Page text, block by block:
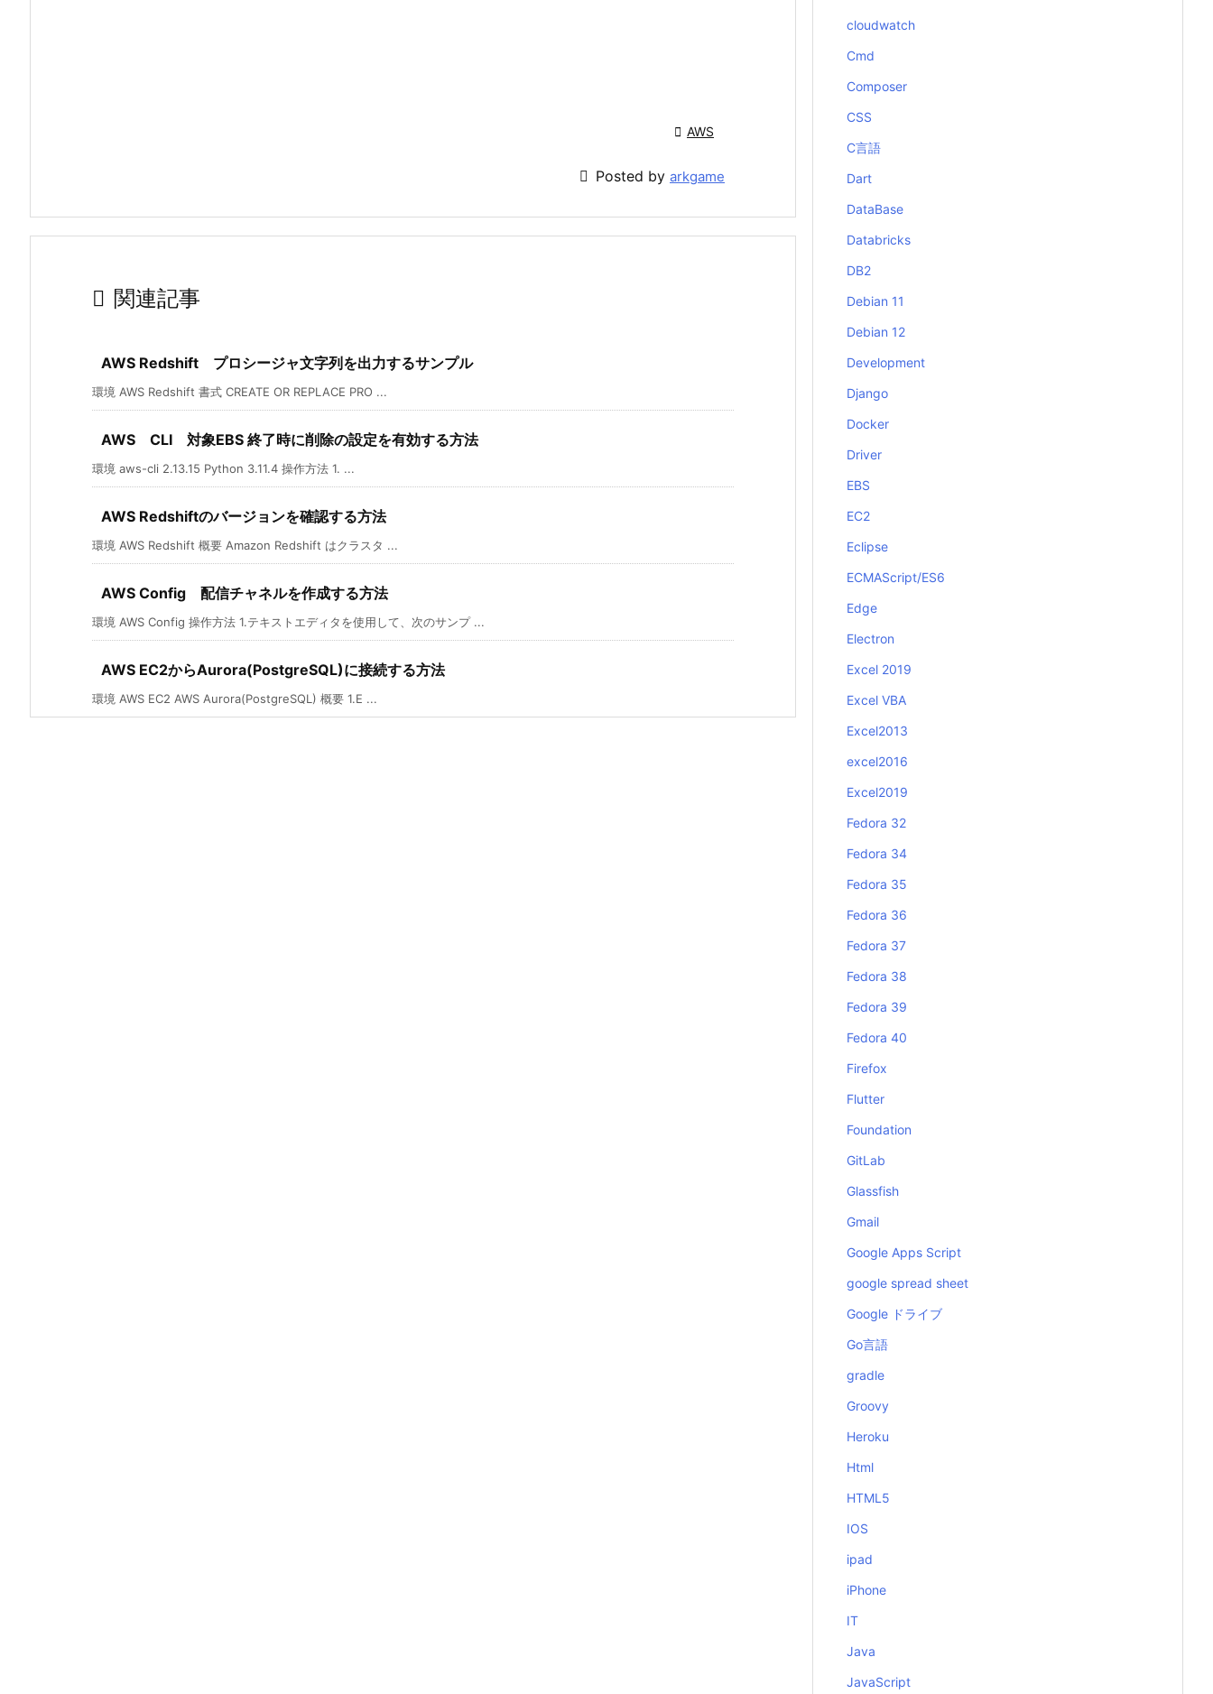
 AWS
 Posted by arkgame
 関連記事
AWS Redshift プロシージャ文字列を出力するサンプル
環境 AWS Redshift 書式 CREATE OR REPLACE PRO ...
AWS CLI 対象EBS 終了時に削除の設定を有効する方法
環境 aws-cli 2.13.15 Python 3.11.4 操作方法 1. ...
AWS Redshiftのバージョンを確認する方法
環境 AWS Redshift 概要 Amazon Redshift はクラスタ ...
AWS Config 配信チャネルを作成する方法
環境 AWS Config 操作方法 1.テキストエディタを使用して、次のサンプ ...
AWS EC2からAurora(PostgreSQL)に接続する方法
環境 AWS EC2 AWS Aurora(PostgreSQL) 概要 1.E ...
cloudwatch
Cmd
Composer
CSS
C言語
Dart
DataBase
Databricks
DB2
Debian 11
Debian 12
Development
Django
Docker
Driver
EBS
EC2
Eclipse
ECMAScript/ES6
Edge
Electron
Excel 2019
Excel VBA
Excel2013
excel2016
Excel2019
Fedora 32
Fedora 34
Fedora 35
Fedora 36
Fedora 37
Fedora 38
Fedora 39
Fedora 40
Firefox
Flutter
Foundation
GitLab
Glassfish
Gmail
Google Apps Script
google spread sheet
Google ドライブ
Go言語
gradle
Groovy
Heroku
Html
HTML5
IOS
ipad
iPhone
IT
Java
JavaScript